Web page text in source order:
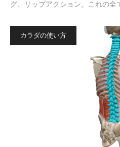
グ、リップアクション。これの全
カラダの使い方